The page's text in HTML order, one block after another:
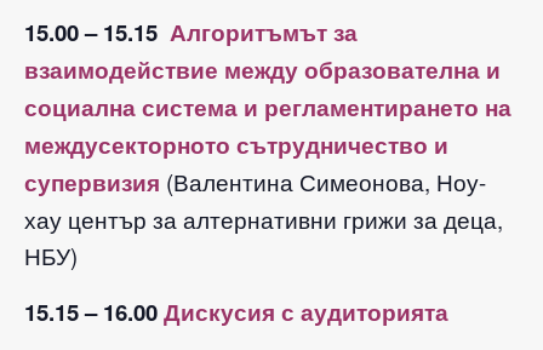
15.00 – 15.15 Алгоритъмът за
взаимодействие между образователна и
социална система и регламентирането на
междусекторното сътрудничество и
супервизия (Валентина Симеонова, Ноу-
хау център за алтернативни грижи за деца,
НБУ)
15.15 – 16.00Дискусия с аудиторията